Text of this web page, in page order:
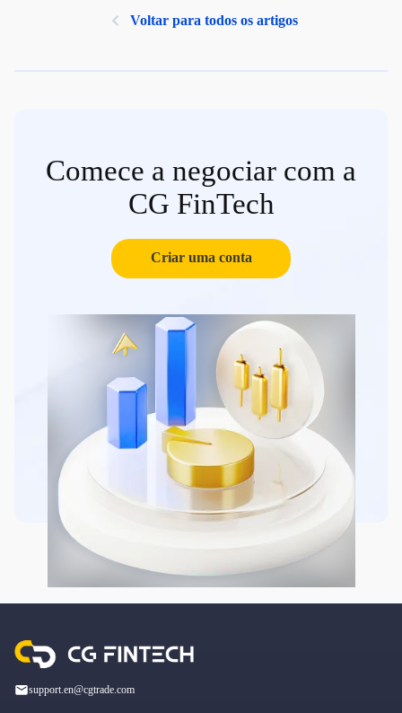
Voltar para todos os artigos
Comece a negociar com a
CG FinTech
Criar uma conta
support.en@cgtrade.com